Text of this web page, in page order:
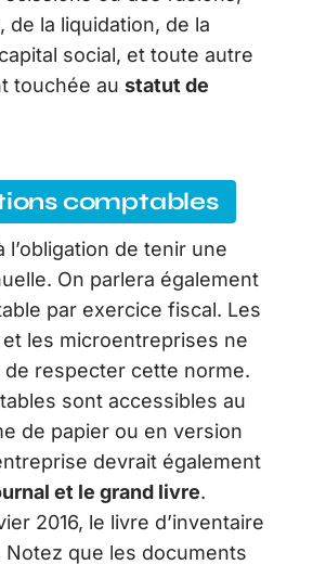
de la liquidation, de la
social, et toute autre
touchée au statut de
comptables
l’obligation de tenir une
On parlera également
par exercice fiscal. Les
les microentreprises ne
respecter cette norme.
sont accessibles au
de papier ou en version
devrait également
et le grand livre.
2016, le livre d’inventaire
Notez que les documents